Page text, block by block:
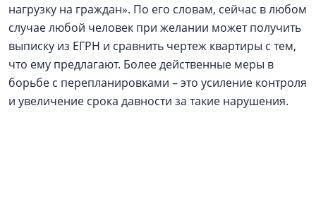
нагрузку на граждан». По его словам, сейчас в любом
случае любой человек при желании может получить
выписку из ЕГРН и сравнить чертеж квартиры с тем,
что ему предлагают. Более действенные меры в
борьбе с перепланировками – это усиление контроля
и увеличение срока давности за такие нарушения.